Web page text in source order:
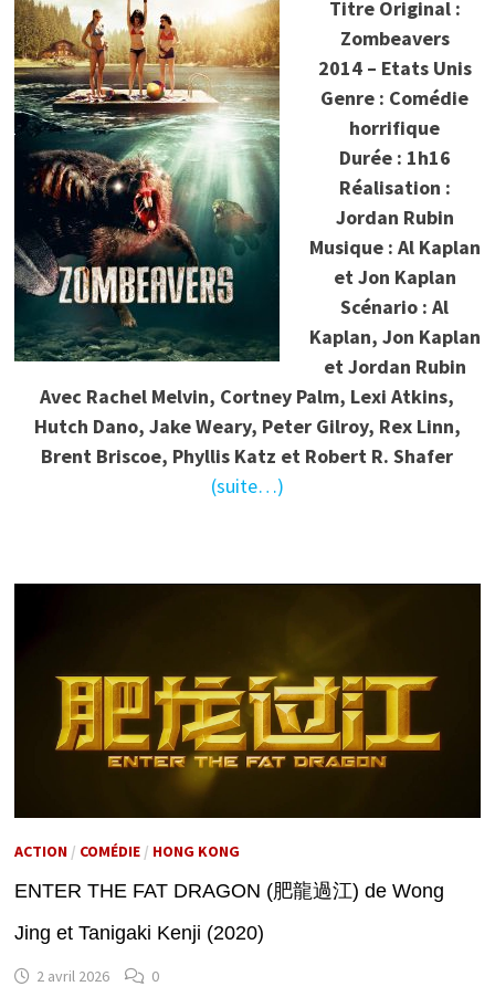
Titre Original :
Zombeavers
2014 – Etats Unis
Genre : Comédie
horrifique
Durée : 1h16
Réalisation :
Jordan Rubin
Musique : Al Kaplan
et Jon Kaplan
Scénario : Al
Kaplan, Jon Kaplan
et Jordan Rubin
Avec Rachel Melvin, Cortney Palm, Lexi Atkins,
Hutch Dano, Jake Weary, Peter Gilroy, Rex Linn,
Brent Briscoe, Phyllis Katz et Robert R. Shafer
(suite…)
ACTION/ COMÉDIE/ HONG KONG
ENTER THE FAT DRAGON (肥龍過江) de Wong
Jing et Tanigaki Kenji (2020)
2 avril 2026 0